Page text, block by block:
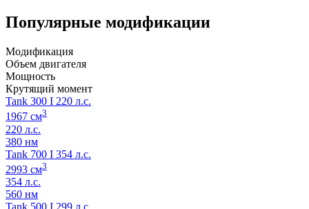
Популярные модификации
Модификация
Объем двигателя
Мощность
Крутящий момент
Tank 300 I 220 л.с.
1967 см3
220 л.с.
380 нм
Tank 700 I 354 л.с.
2993 см3
354 л.с.
560 нм
Tank 500 I 299 л.с.